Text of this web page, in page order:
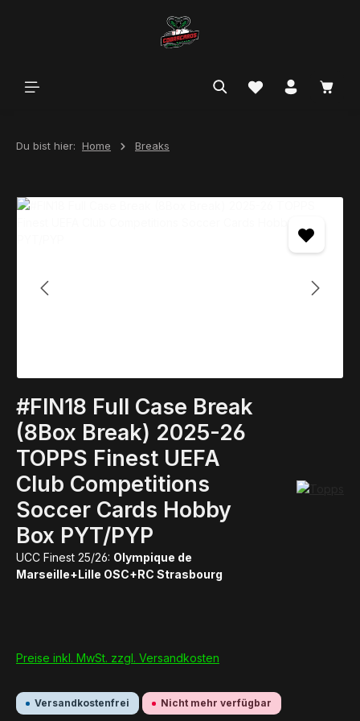
Du bist hier: Home Breaks
Bildergalerie überspringen
#FIN18 Full Case Break
(8Box Break) 2025-26
TOPPS Finest UEFA
Club Competitions
Soccer Cards Hobby
Box PYT/PYP
UCC Finest 25/26: Olympique de
Marseille+Lille OSC+RC Strasbourg
Preise inkl. MwSt. zzgl. Versandkosten
Versandkostenfrei Nicht mehr verfügbar